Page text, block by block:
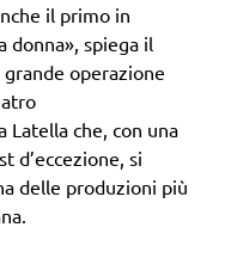
il primo in
donna», spiega il
operazione
Latella che, con una
d’eccezione, si
delle produzioni più